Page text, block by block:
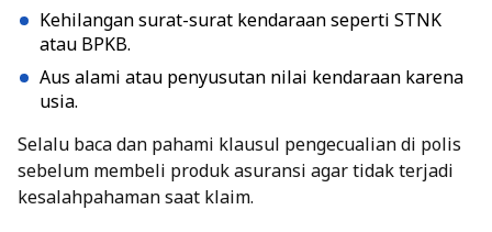
Kehilangan surat-surat kendaraan seperti STNK
atau BPKB.
Aus alami atau penyusutan nilai kendaraan karena
usia.
Selalu baca dan pahami klausul pengecualian di polis
sebelum membeli produk asuransi agar tidak terjadi
kesalahpahaman saat klaim.